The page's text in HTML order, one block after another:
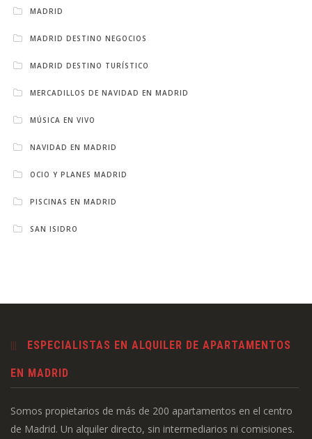
MADRID
MADRID DESTINO NEGOCIOS
MADRID DESTINO TURÍSTICO
MERCADILLOS DE NAVIDAD EN MADRID
MÚSICA EN VIVO
NAVIDAD EN MADRID
OCIO Y PLANES MADRID
PISCINAS EN MADRID
SAN ISIDRO
ESPECIALISTAS EN ALQUILER DE APARTAMENTOS
EN MADRID
Somos propietarios de más de 200 apartamentos en el centro
de Madrid. Un alquiler directo, sin intermediarios ni comisiones.